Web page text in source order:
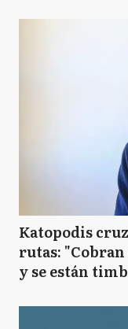
Katopodis
rutas:
y se están